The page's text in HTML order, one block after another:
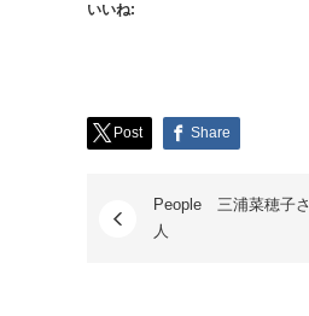
いいね:
Post Share
People 三浦菜穂子
人